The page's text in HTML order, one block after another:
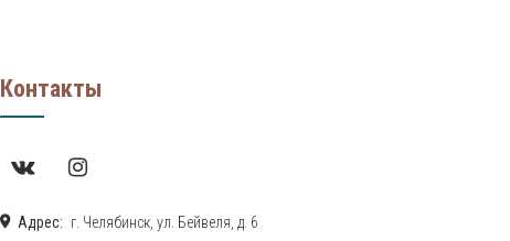
Контакты
Адрес: г. Челябинск, ул. Бейвеля, д. 6